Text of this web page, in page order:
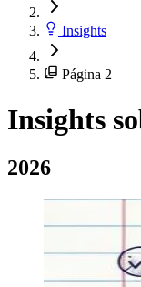
Insights
Página 2
Insights
2026